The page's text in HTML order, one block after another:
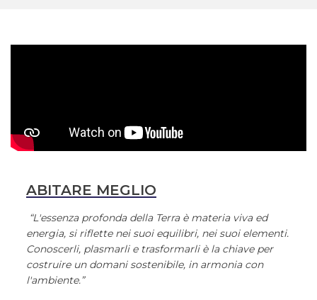
ABITARE MEGLIO
“L'essenza profonda della Terra è materia viva ed
energia, si riflette nei suoi equilibri, nei suoi elementi.
Conoscerli, plasmarli e trasformarli è la chiave per
costruire un domani sostenibile, in armonia con
l'ambiente.”